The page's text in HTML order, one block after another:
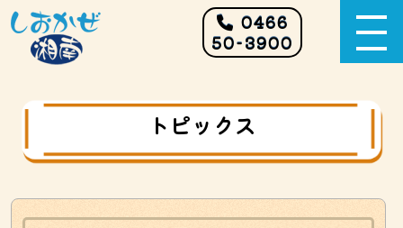
0466
50-3900
トピックス